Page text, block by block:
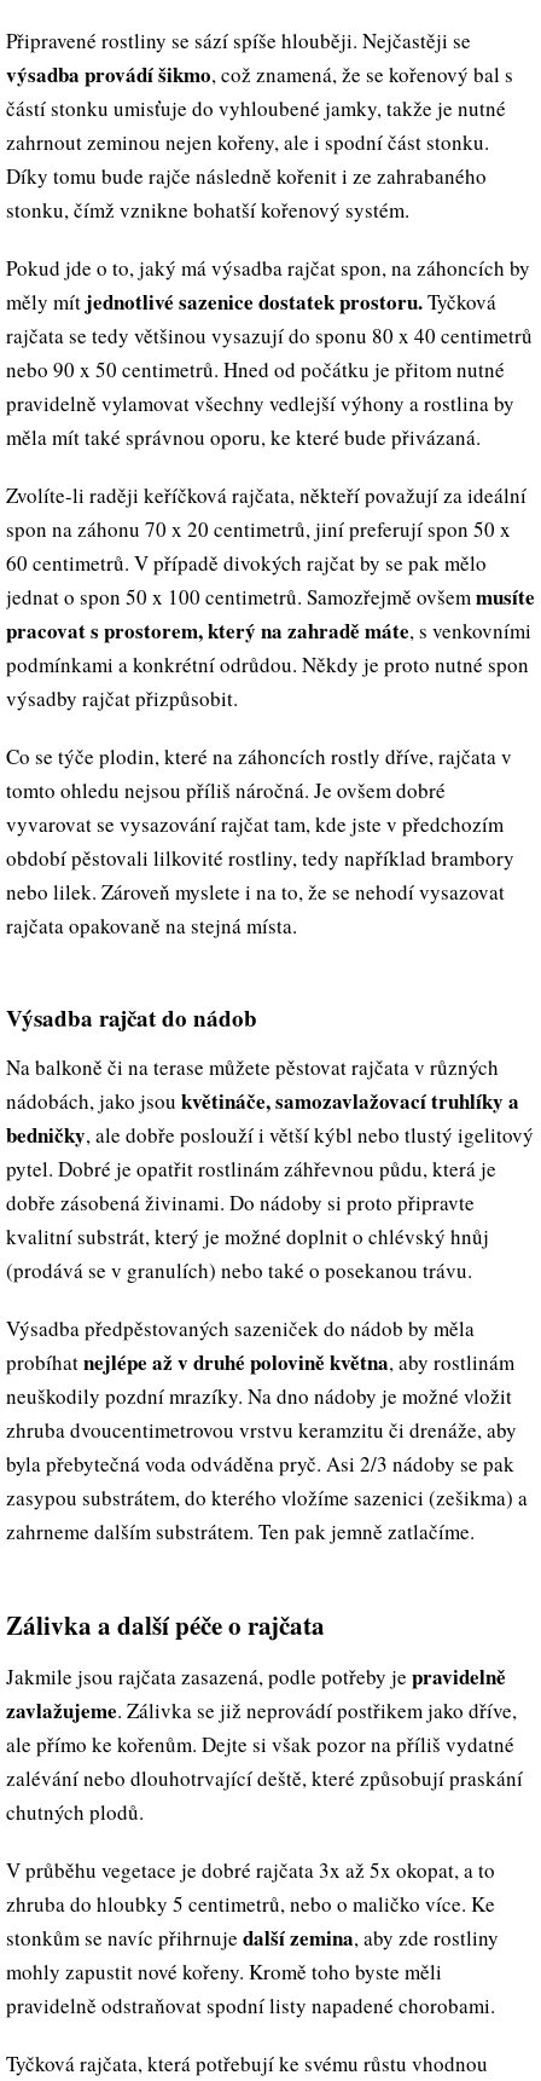
Připravené rostliny se sází spíše hlouběji. Nejčastěji se
výsadba provádí šikmo, což znamená, že se kořenový bal s
částí stonku umisťuje do vyhloubené jamky, takže je nutné
zahrnout zeminou nejen kořeny, ale i spodní část stonku.
Díky tomu bude rajče následně kořenit i ze zahrabaného
stonku, čímž vznikne bohatší kořenový systém.
Pokud jde o to, jaký má výsadba rajčat spon, na záhoncích by
měly mít jednotlivé sazenice dostatek prostoru.Tyčková
rajčata se tedy většinou vysazují do sponu 80 x 40 centimetrů
nebo 90 x 50 centimetrů. Hned od počátku je přitom nutné
pravidelně vylamovat všechny vedlejší výhony a rostlina by
měla mít také správnou oporu, ke které bude přivázaná.
Zvolíte-li raději keříčková rajčata, někteří považují za ideální
spon na záhonu 70 x 20 centimetrů, jiní preferují spon 50 x
60 centimetrů. V případě divokých rajčat by se pak mělo
jednat o spon 50 x 100 centimetrů. Samozřejmě ovšemmusíte
pracovat s prostorem, který na zahradě máte, s venkovními
podmínkami a konkrétní odrůdou. Někdy je proto nutné spon
výsadby rajčat přizpůsobit.
Co se týče plodin, které na záhoncích rostly dříve, rajčata v
tomto ohledu nejsou příliš náročná. Je ovšem dobré
vyvarovat se vysazování rajčat tam, kde jste v předchozím
období pěstovali lilkovité rostliny, tedy například brambory
nebo lilek. Zároveň myslete i na to, že se nehodí vysazovat
rajčata opakovaně na stejná místa.
Výsadba rajčat do nádob
Na balkoně či na terase můžete pěstovat rajčata v různých
nádobách, jako jsou květináče, samozavlažovací truhlíky a
bedničky, ale dobře poslouží i větší kýbl nebo tlustý igelitový
pytel. Dobré je opatřit rostlinám záhřevnou půdu, která je
dobře zásobená živinami. Do nádoby si proto připravte
kvalitní substrát, který je možné doplnit o chlévský hnůj
(prodává se v granulích) nebo také o posekanou trávu.
Výsadba předpěstovaných sazeniček do nádob by měla
probíhatnejlépe až v druhé polovině května, aby rostlinám
neuškodily pozdní mrazíky. Na dno nádoby je možné vložit
zhruba dvoucentimetrovou vrstvu keramzitu či drenáže, aby
byla přebytečná voda odváděna pryč. Asi 2/3 nádoby se pak
zasypou substrátem, do kterého vložíme sazenici (zešikma) a
zahrneme dalším substrátem. Ten pak jemně zatlačíme.
Zálivka a další péče o rajčata
Jakmile jsou rajčata zasazená, podle potřeby je pravidelně
zavlažujeme. Zálivka se již neprovádí postřikem jako dříve,
ale přímo ke kořenům. Dejte si však pozor na příliš vydatné
zalévání nebo dlouhotrvající deště, které způsobují praskání
chutných plodů.
V průběhu vegetace je dobré rajčata 3x až 5x okopat, a to
zhruba do hloubky 5 centimetrů, nebo o maličko více. Ke
stonkům se navíc přihrnuje další zemina, aby zde rostliny
mohly zapustit nové kořeny. Kromě toho byste měli
pravidelně odstraňovat spodní listy napadené chorobami.
Tyčková rajčata, která potřebují ke svému růstu vhodnou